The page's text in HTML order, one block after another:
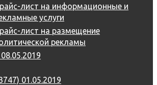
лист на информационные и
услуги
лист на размещение
рекламы
01.05.2019